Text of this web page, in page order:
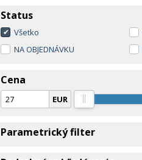
Status
Všetko
NA OBJEDNÁVKU
Cena
EUR
Parametrický filter